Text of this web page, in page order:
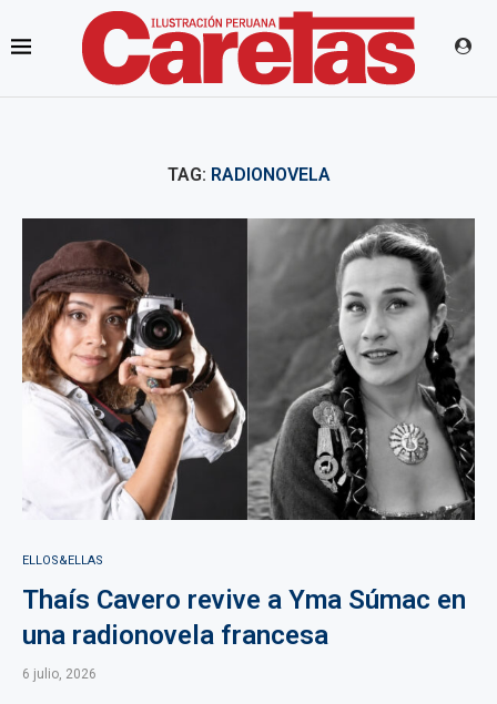
TAG: RADIONOVELA
ELLOS&ELLAS
Thaís Cavero revive a Yma Súmac en
una radionovela francesa
6 julio, 2026